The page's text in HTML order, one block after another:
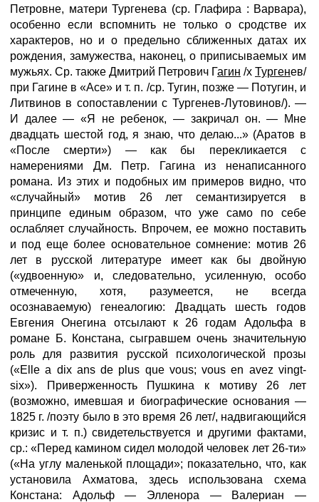
Петровне, матери Тургенева (ср. Глафира : Варвара),
особенно если вспомнить не только о сродстве их
характеров, но и о предельно сближенных датах их
рождения, замужества, наконец, о приписываемых им
мужьях. Ср. также Дмитрий Петрович Гагин /х Тургенев/
при Гагине в «Асе» и т. п. /ср. Тугин, позже — Потугин, и
Литвинов в сопоставлении с Тургенев-Лутовинов/). —
И далее — «Я не ребенок, — закричал он. — Мне
двадцать шестой год, я знаю, что делаю...» (Аратов в
«После смерти») — как бы перекликается с
намерениями Дм. Петр. Гагина из ненаписанного
романа. Из этих и подобных им примеров видно, что
«случайный» мотив 26 лет семантизируется в
принципе единым образом, что уже само по себе
ослабляет случайность. Впрочем, ее можно поставить
и под еще более основательное сомнение: мотив 26
лет в русской литературе имеет как бы двойную
(«удвоенную» и, следовательно, усиленную, особо
отмеченную, хотя, разумеется, не всегда
осознаваемую) генеалогию: Двадцать шесть годов
Евгения Онегина отсылают к 26 годам Адольфа в
романе Б. Констана, сыгравшем очень значительную
роль для развития русской психологической прозы
(«Elle a dix ans de plus que vous; vous en avez vingt-
six»). Приверженность Пушкина к мотиву 26 лет
(возможно, имевшая и биографические основания —
1825 г. /поэту было в это время 26 лет/, надвигающийся
кризис и т. п.) свидетельствуется и другими фактами,
ср.: «Перед камином сидел молодой человек лет 26-ти»
(«На углу маленькой площади»; показательно, что, как
установила Ахматова, здесь использована схема
Констана: Адольф — Элленора — Валериан —